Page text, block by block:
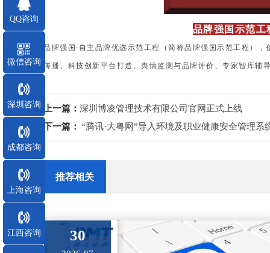
品牌强国示范工
品牌强国·自主品牌优选示范工程（简称品牌强国示范工程）
传播、科技创新平台打造、舆情监测与品牌评价、专家智库
上一篇： 深圳博凌管理技术有限公司官网正式上线
下一篇： “腾讯·大粤网”导入环境及职业健康安全管理系
推荐相关
30
QQ咨询
微信咨询
深圳咨询
成都咨询
上海咨询
江西咨询